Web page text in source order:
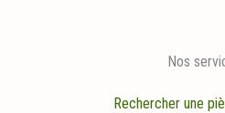
Nos
Rechercher une